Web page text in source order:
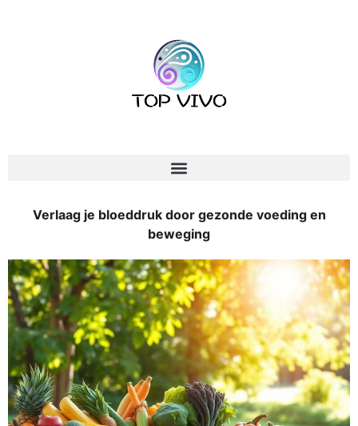
Verlaag je bloeddruk door gezonde voeding en
beweging